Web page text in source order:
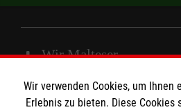
Wir Malteser
Spenden & Helfen
Wir verwenden Cookies, um Ihnen
Erlebnis zu bieten. Diese Cookies